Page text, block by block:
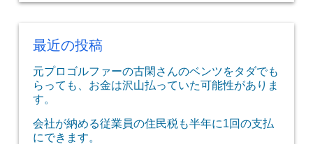
最近の投稿
元プロゴルファーの古閑さんのベンツをタダでも
らっても、お金は沢山払っていた可能性がありま
す。
会社が納める従業員の住民税も半年に1回の支払
にできます。